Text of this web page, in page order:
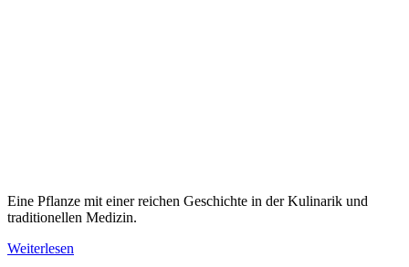
Eine Pflanze mit einer reichen Geschichte in der Kulinarik und
traditionellen Medizin.
Weiterlesen